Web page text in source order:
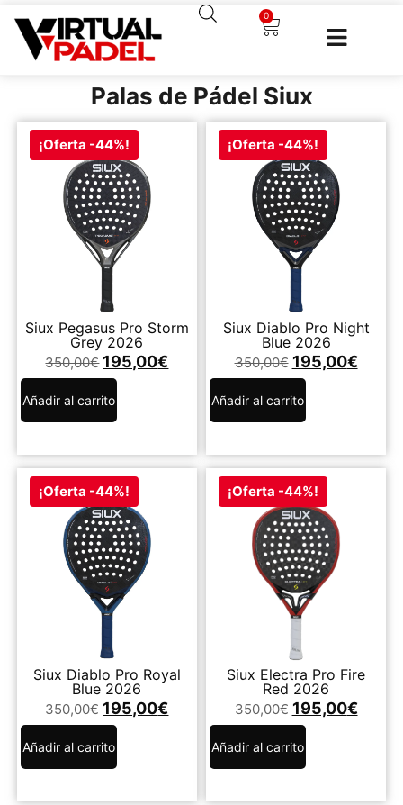
0
Palas de Pádel Siux
¡Oferta -44%!
Siux Pegasus Pro Storm
Grey 2026
350,00€ 195,00€
Añadir al carrito
¡Oferta -44%!
Siux Diablo Pro Night
Blue 2026
350,00€ 195,00€
Añadir al carrito
¡Oferta -44%!
Siux Diablo Pro Royal
Blue 2026
350,00€ 195,00€
Añadir al carrito
¡Oferta -44%!
Siux Electra Pro Fire
Red 2026
350,00€ 195,00€
Añadir al carrito